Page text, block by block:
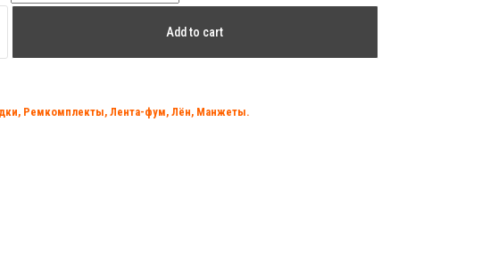
Add to cart
Ремкомплекты, Лента-фум, Лён, Манжеты.